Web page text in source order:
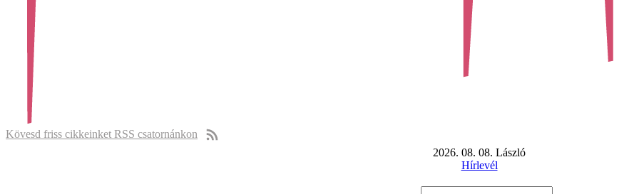
Kövesd friss cikkeinket RSS csatornánkon
2026. 08. 08. László
Hírlevél